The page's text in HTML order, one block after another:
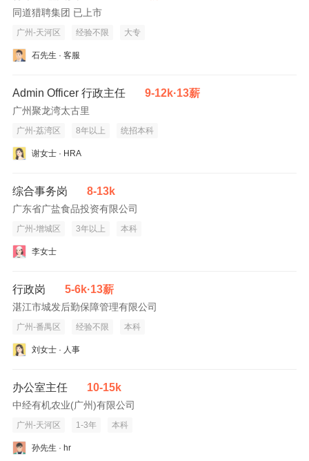
同道猎聘集团 已上市
广州-天河区 经验不限 大专
石先生 · 客服
Admin Officer 行政主任 9-12k·13薪
广州聚龙湾太古里
广州-荔湾区 8年以上 统招本科
谢女士 · HRA
综合事务岗 8-13k
广东省广盐食品投资有限公司
广州-增城区 3年以上 本科
李女士
行政岗 5-6k·13薪
湛江市城发后勤保障管理有限公司
广州-番禺区 经验不限 本科
刘女士 · 人事
办公室主任 10-15k
中经有机农业(广州)有限公司
广州-天河区 1-3年 本科
孙先生 · hr